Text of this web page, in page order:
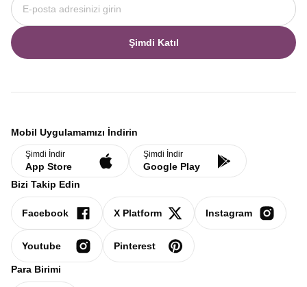
Şimdi Katıl
Mobil Uygulamamızı İndirin
Şimdi İndir
App Store
Şimdi İndir
Google Play
Bizi Takip Edin
Facebook X Platform Instagram
Youtube Pinterest
Para Birimi